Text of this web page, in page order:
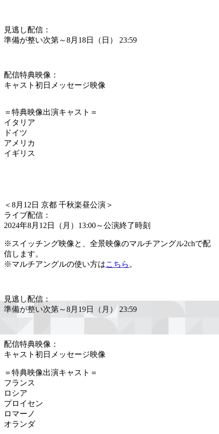
見逃し配信：
準備が整い次第～8月18日（日） 23:59
配信特典映像：
キャスト初日メッセージ映像
＝特典映像出演キャスト＝
イタリア
ドイツ
アメリカ
イギリス
＜ 8月12日 京都 千秋楽昼公演 ＞
ライブ配信：
2024年8月12日（月）13:00～公演終了時刻
※スイッチング映像と、全景映像のマルチアングル2chで配
信します。
※マルチアングルの使い方はこちら 。
見逃し配信：
準備が整い次第～8月19日（月） 23:59
配信特典映像：
キャスト初日メッセージ映像
＝特典映像出演キャスト＝
フランス
ロシア
プロイセン
ロマーノ
オランダ